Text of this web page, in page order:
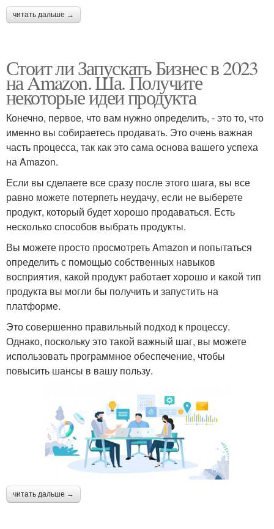
читать дальше →
Стоит ли Запускать Бизнес в 2023
на Amazon. Ша. Получите
некоторые идеи продукта
Конечно, первое, что вам нужно определить, - это то, что
именно вы собираетесь продавать. Это очень важная
часть процесса, так как это сама основа вашего успеха
на Amazon.
Если вы сделаете все сразу после этого шага, вы все
равно можете потерпеть неудачу, если не выберете
продукт, который будет хорошо продаваться. Есть
несколько способов выбрать продукты.
Вы можете просто просмотреть Amazon и попытаться
определить с помощью собственных навыков
восприятия, какой продукт работает хорошо и какой тип
продукта вы могли бы получить и запустить на
платформе.
Это совершенно правильный подход к процессу.
Однако, поскольку это такой важный шаг, вы можете
использовать программное обеспечение, чтобы
повысить шансы в вашу пользу.
читать дальше →